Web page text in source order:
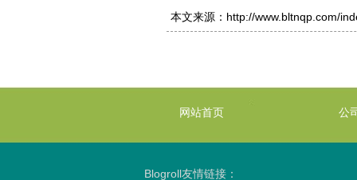
本文来源： http://www.bltnqp.com/
网站首页 公
Blogroll友情链接：